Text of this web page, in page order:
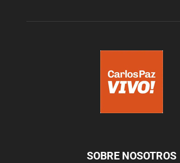
SOBRE NOSOTROS